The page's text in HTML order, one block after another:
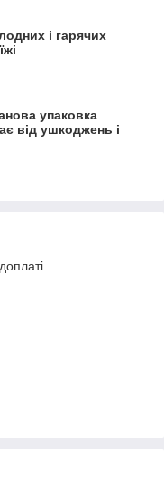
і гарячих
упаковка
від ушкоджень і